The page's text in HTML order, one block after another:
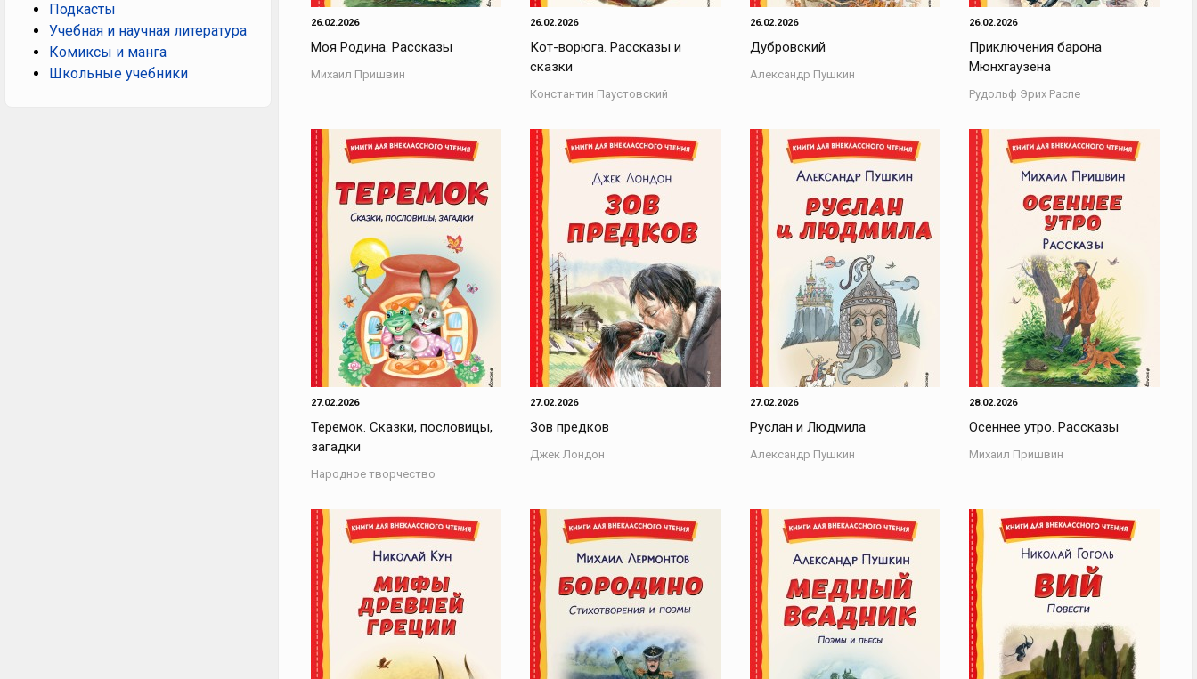
Подкасты
Учебная и научная литература
Комиксы и манга
Школьные учебники
26.02.2026
Моя Родина. Рассказы
Михаил Пришвин
26.02.2026
Кот-ворюга. Рассказы и
сказки
Константин Паустовский
26.02.2026
Дубровский
Александр Пушкин
26.02.2026
Приключения барона
Мюнхгаузена
Рудольф Эрих Распе
27.02.2026
Теремок. Сказки, пословицы,
загадки
Народное творчество
27.02.2026
Зов предков
Джек Лондон
27.02.2026
Руслан и Людмила
Александр Пушкин
28.02.2026
Осеннее утро. Рассказы
Михаил Пришвин